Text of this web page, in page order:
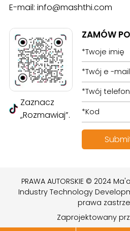
E-mail: info@mashthi.com
Zaznacz
„Rozmawiaj”.
ZAMÓW
PRAWA AUTORSKIE © 2024
Industry Technology
prawa
Zaprojektowany